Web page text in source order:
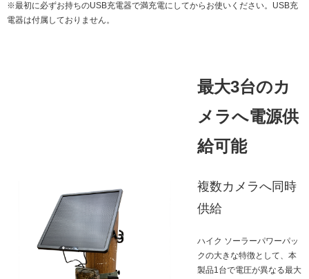
※最初に必ずお持ちのUSB充電器で満充電にしてからお使いください。USB充
電器は付属しておりません。
最大3台のカ
メラへ電源供
給可能
複数カメラへ同時
供給
ハイク ソーラーパワーパッ
クの大きな特徴として、本
製品1台で電圧が異なる最大